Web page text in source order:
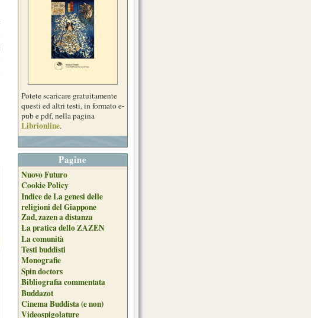
Potete scaricare gratuitamente
questi ed altri testi, in formato e-
pub e pdf, nella pagina
Librionline.
Pagine
Nuovo Futuro
Cookie Policy
Indice de La genesi delle
religioni del Giappone
Zad, zazen a distanza
La pratica dello ZAZEN
La comunità
Testi buddisti
Monografie
Spin doctors
Bibliografia commentata
Buddazot
Cinema Buddista (e non)
Videospigolature